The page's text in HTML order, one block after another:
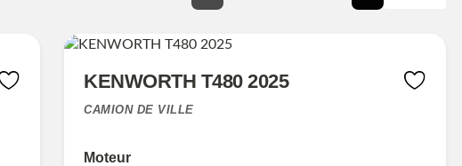
KENWORTH T480 2025
CAMION DE VILLE
Moteur